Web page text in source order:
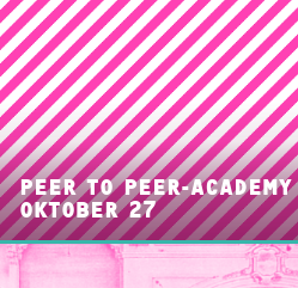
PEER TO PEER-ACADEMY
OKTOBER 27